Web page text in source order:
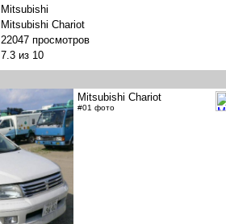
Mitsubishi
Mitsubishi Chariot
22047 просмотров
7.3 из 10
Mitsubishi Chariot
#01 фото